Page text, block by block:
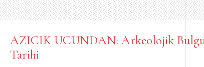
AZICIK UCUNDAN: Arkeolojik
Tarihi